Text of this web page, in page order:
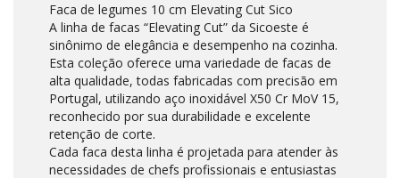
Faca de legumes 10 cm Elevating Cut Sico
A linha de facas “Elevating Cut” da Sicoeste é
sinônimo de elegância e desempenho na cozinha.
Esta coleção oferece uma variedade de facas de
alta qualidade, todas fabricadas com precisão em
Portugal, utilizando aço inoxidável X50 Cr MoV 15,
reconhecido por sua durabilidade e excelente
retenção de corte.
Cada faca desta linha é projetada para atender às
necessidades de chefs profissionais e entusiastas